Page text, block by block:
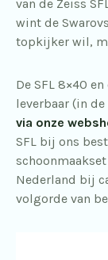
van de Zeiss
wint de
topkijker wil,
De SFL 8×40
leverbaar (in
via onze
SFL bij ons
Nederland bij
volgorde van